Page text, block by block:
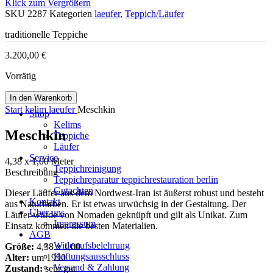
Shop
Kelims
Teppiche
Läufer
Service
Teppichreinigung
Teppichreparatur teppichrestauration berlin
Gutachten
Kontakt
Über uns
Impressum
AGB
Widerrufsbelehrung
Haftungsausschluss
Versand & Zahlung
Klick zum Vergrößern
SKU 2287 Kategorien laeufer, Teppich/Läufer
traditionelle Teppiche
3.200,00 €
Vorrätig
In den Warenkorb
Start kelim laeuferMeschkin
Meschkin
4,38 x 1,00 Meter
Beschreibung
Dieser Läufer aus dem Nordwest-Iran ist äußerst robust und besteht
aus Naturfarben. Er ist etwas urwüchsig in der Gestaltung. Der
Läufer wurde von Nomaden geknüpft und gilt als Unikat. Zum
Einsatz kommen die besten Materialien.
Größe: 4,38 x 1,00
Alter: um 1990
Zustand:sehr gut